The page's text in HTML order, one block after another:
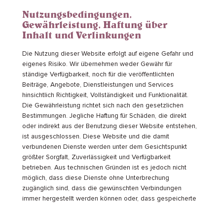
Nutzungsbedingungen,
Gewährleistung, Haftung über
Inhalt und Verlinkungen
Die Nutzung dieser Website erfolgt auf eigene Gefahr und
eigenes Risiko. Wir übernehmen weder Gewähr für
ständige Verfügbarkeit, noch für die veröffentlichten
Beiträge, Angebote, Dienstleistungen und Services
hinsichtlich Richtigkeit, Vollständigkeit und Funktionalität.
Die Gewährleistung richtet sich nach den gesetzlichen
Bestimmungen. Jegliche Haftung für Schäden, die direkt
oder indirekt aus der Benutzung dieser Website entstehen,
ist ausgeschlossen. Diese Website und die damit
verbundenen Dienste werden unter dem Gesichtspunkt
größter Sorgfalt, Zuverlässigkeit und Verfügbarkeit
betrieben. Aus technischen Gründen ist es jedoch nicht
möglich, dass diese Dienste ohne Unterbrechung
zugänglich sind, dass die gewünschten Verbindungen
immer hergestellt werden können oder, dass gespeicherte